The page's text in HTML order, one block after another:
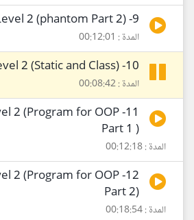
9- C++ Course Level 2 (phantom Part 2)
المدة : 00:12:01
10- C++ Course Level 2 (Static and Class)
المدة : 00:08:42
2 (Program for OOP
Part 1 )
المدة : 00:12:18
2 (Program for OOP
Part 2)
المدة : 00:18:54